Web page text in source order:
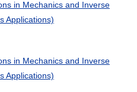
in Mechanics and Inverse
Applications)
in Mechanics and Inverse
Applications)